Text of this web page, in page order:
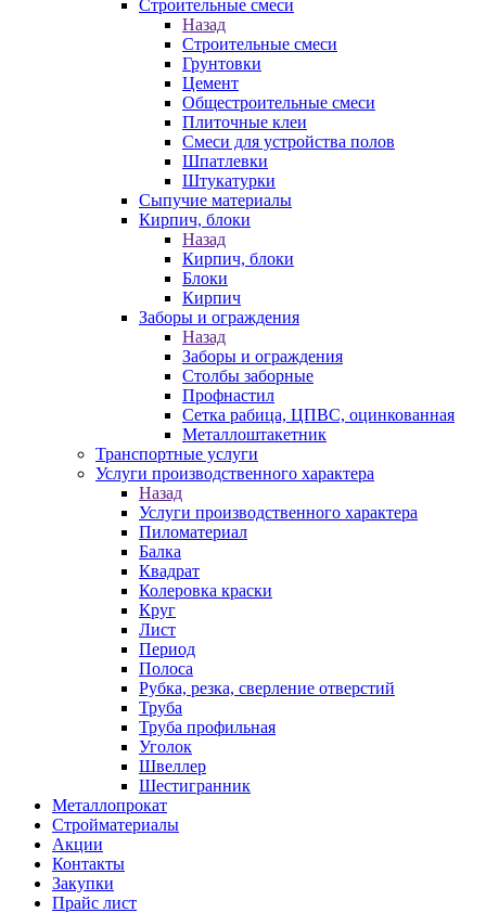
Строительные смеси
Назад
Строительные смеси
Грунтовки
Цемент
Общестроительные смеси
Плиточные клеи
Смеси для устройства полов
Шпатлевки
Штукатурки
Сыпучие материалы
Кирпич, блоки
Назад
Кирпич, блоки
Блоки
Кирпич
Заборы и ограждения
Назад
Заборы и ограждения
Столбы заборные
Профнастил
Сетка рабица, ЦПВС, оцинкованная
Металлоштакетник
Транспортные услуги
Услуги производственного характера
Назад
Услуги производственного характера
Пиломатериал
Балка
Квадрат
Колеровка краски
Круг
Лист
Период
Полоса
Рубка, резка, сверление отверстий
Труба
Труба профильная
Уголок
Швеллер
Шестигранник
Металлопрокат
Стройматериалы
Акции
Контакты
Закупки
Прайс лист